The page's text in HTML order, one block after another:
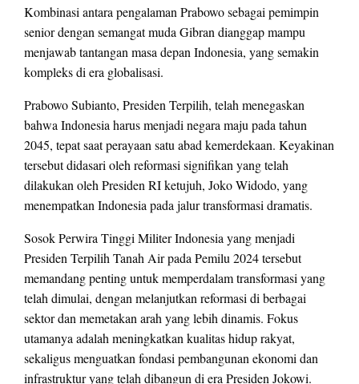
Kombinasi antara pengalaman Prabowo sebagai pemimpin
senior dengan semangat muda Gibran dianggap mampu
menjawab tantangan masa depan Indonesia, yang semakin
kompleks di era globalisasi.
Prabowo Subianto, Presiden Terpilih, telah menegaskan
bahwa Indonesia harus menjadi negara maju pada tahun
2045, tepat saat perayaan satu abad kemerdekaan. Keyakinan
tersebut didasari oleh reformasi signifikan yang telah
dilakukan oleh Presiden RI ketujuh, Joko Widodo, yang
menempatkan Indonesia pada jalur transformasi dramatis.
Sosok Perwira Tinggi Militer Indonesia yang menjadi
Presiden Terpilih Tanah Air pada Pemilu 2024 tersebut
memandang penting untuk memperdalam transformasi yang
telah dimulai, dengan melanjutkan reformasi di berbagai
sektor dan memetakan arah yang lebih dinamis. Fokus
utamanya adalah meningkatkan kualitas hidup rakyat,
sekaligus menguatkan fondasi pembangunan ekonomi dan
infrastruktur yang telah dibangun di era Presiden Jokowi.